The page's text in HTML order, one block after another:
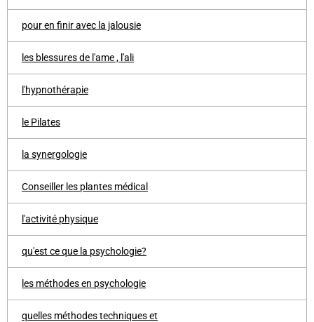
pour en finir avec la jalousie
les blessures de l'ame , l'ali
l'hypnothérapie
le Pilates
la synergologie
Conseiller les plantes médical
l'activité physique
qu'est ce que la psychologie?
les méthodes en psychologie
quelles méthodes techniques et